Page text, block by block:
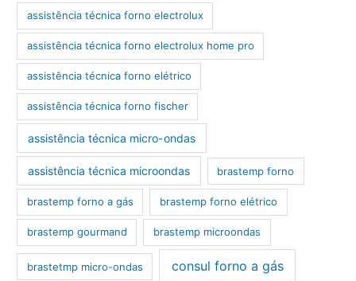
assistência técnica forno electrolux
assistência técnica forno electrolux home pro
assistência técnica forno elétrico
assistência técnica forno fischer
assistência técnica micro-ondas
assistência técnica microondas brastemp forno
brastemp forno a gás brastemp forno elétrico
brastemp gourmand brastemp microondas
brastetmp micro-ondas consul forno a gás